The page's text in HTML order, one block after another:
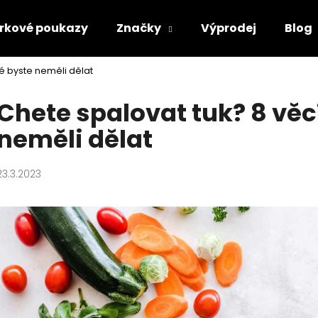
poukazy Značky Výprodej Blog
byste neměli dělat
spalovat tuk? 8
dělat
Co potřebujete najít?